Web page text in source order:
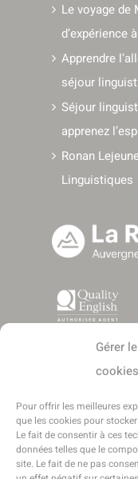
Gérer
cookies
Pour offrir les meilleures
que les cookies pour
Le fait de consentir à ces
données telles que le
site. Le fait de ne pas
Le voyage de
d’expérience
Apprendre
séjour
Séjour
apprenez
Ronan
Linguistiques
Copyright © 2016-
Linguistiques est une